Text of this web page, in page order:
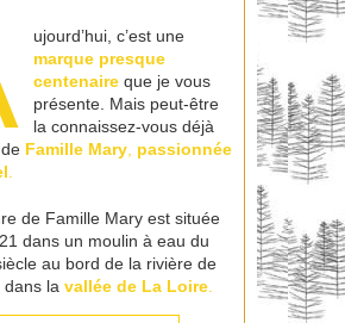
ujourd’hui, c’est une
marque presque
centenaire que je vous
présente. Mais peut-être
la connaissez-vous déjà
Famille Mary passionnée
de Famille Mary est située
dans un moulin à eau du
au bord de la rivière de
dans la vallée de La Loire